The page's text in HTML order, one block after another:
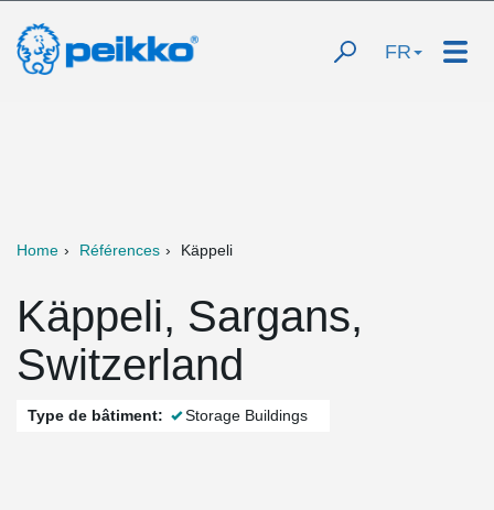
FR
Home Références Käppeli
Käppeli, Sargans,
Switzerland
Type de bâtiment: Storage Buildings